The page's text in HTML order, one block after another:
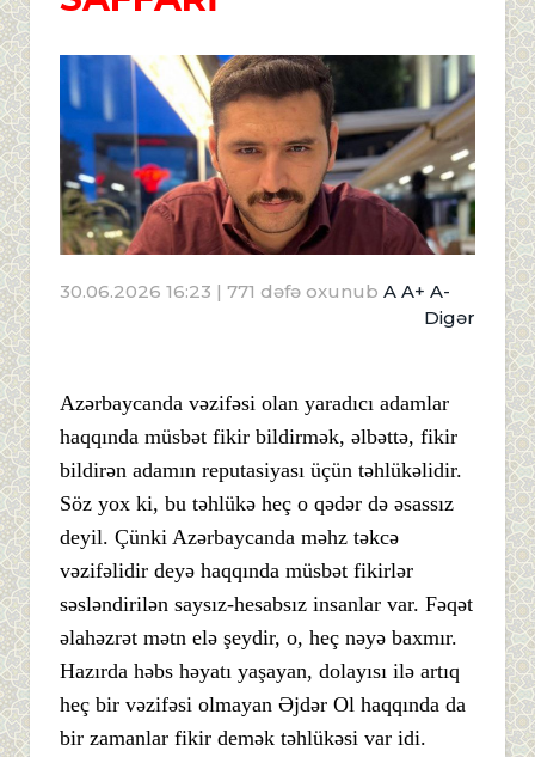
30.06.2026 16:23 | 771 dəfə oxunub A A+ A-
Digər
Azərbaycanda vəzifəsi olan yaradıcı adamlar
haqqında müsbət fikir bildirmək, əlbəttə, fikir
bildirən adamın reputasiyası üçün təhlükəlidir.
Söz yox ki, bu təhlükə heç o qədər də əsassız
deyil. Çünki Azərbaycanda məhz təkcə
vəzifəlidir deyə haqqında müsbət fikirlər
səsləndirilən saysız-hesabsız insanlar var. Fəqət
əlahəzrət mətn elə şeydir, o, heç nəyə baxmır.
Hazırda həbs həyatı yaşayan, dolayısı ilə artıq
heç bir vəzifəsi olmayan Əjdər Ol haqqında da
bir zamanlar fikir demək təhlükəsi var idi.